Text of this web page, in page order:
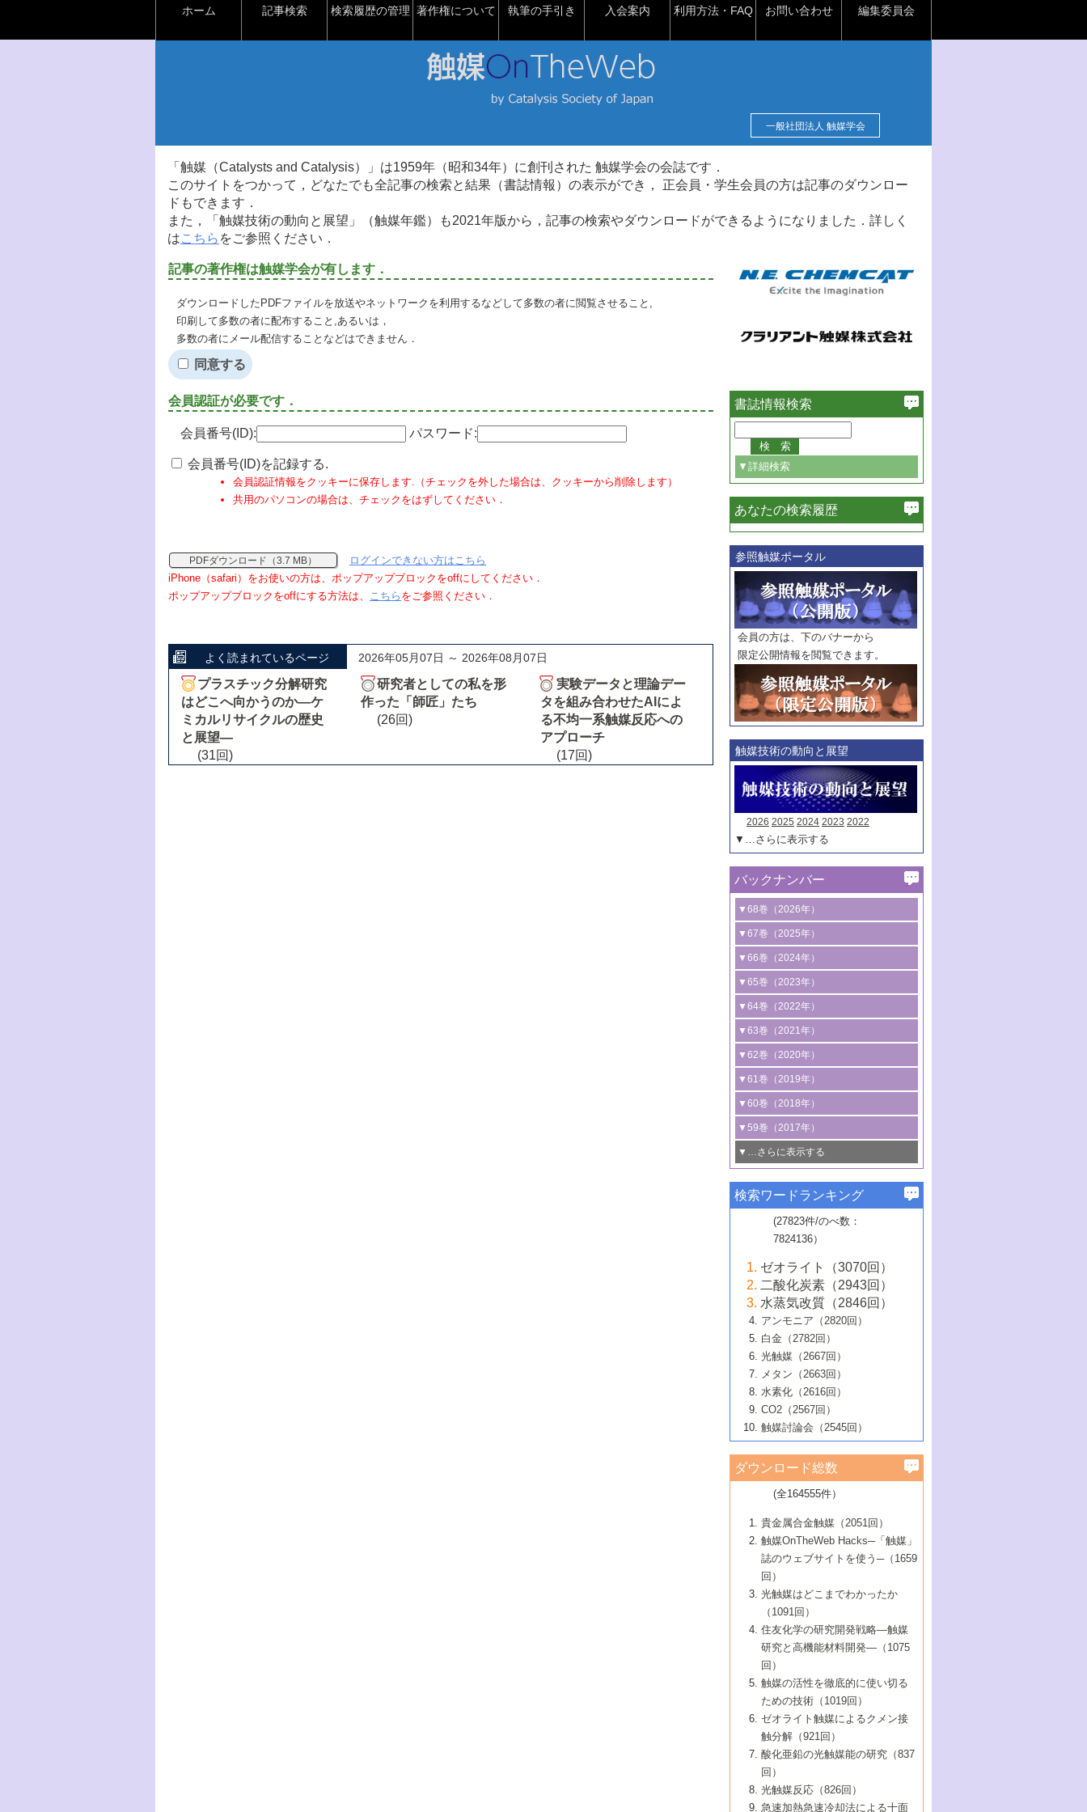
ホーム 記事検索 検索履歴の管理 著作権について 執筆の手引き 入会案内 利用方法・FAQ お問い合わせ 編集委員会
一般社団法人 触媒学会
「触媒（Catalysts and Catalysis）」は1959年（昭和34年）に創刊された 触媒学会の会誌です．
このサイトをつかって，どなたでも全記事の検索と結果（書誌情報）の表示ができ， 正会員・学生会員の方は記事のダウンロー
ドもできます．
また，「触媒技術の動向と展望」（触媒年鑑）も2021年版から，記事の検索やダウンロードができるようになりました．詳しく
はこちら をご参照ください．
記事の著作権は触媒学会が有します．
ダウンロードしたPDFファイルを放送やネットワークを利用するなどして多数の者に閲覧させること,
印刷して多数の者に配布すること,あるいは，
多数の者にメール配信することなどはできません．
同意する
会員認証が必要です．
会員番号(ID): パスワード:
会員番号(ID)を記録する.
会員認証情報をクッキーに保存します.（チェックを外した場合は、クッキーから削除します）
共用のパソコンの場合は、チェックをはずしてください．
PDFダウンロード（3.7 MB）
ログインできない方はこちら
iPhone（safari）をお使いの方は、ポップアップブロックをoffにしてください．
ポップアップブロックをoffにする方法は、 こちら をご参照ください．
よく読まれているページ 2026年05月07日 ～ 2026年08月07日
プラスチック分解研究
はどこへ向かうのか―ケ
ミカルリサイクルの歴史
と展望―
(31回)
研究者としての私を形
作った「師匠」たち
(26回)
実験データと理論デー
タを組み合わせたAIによ
る不均一系触媒反応への
アプローチ
(17回)
書誌情報検索
▼詳細検索
必ず含む
巻・号指定
巻
号
範囲指定
巻
号～
巻
号
触媒年鑑
年度
記事種別
マーク：
マークあり
あなたの検索履歴
参照触媒ポータル
会員の方は、下のバナーから
限定公開情報を閲覧できます。
触媒技術の動向と展望
2026 2025 2024 2023 2022
▼…さらに表示する
バックナンバー
▼68巻（2026年）
1号 過酸化水素合成に関する研究動向
2号 コンピューター技術により加速する
触媒開発
3号 有機分子変換やCO 資源化のための
光触媒に関する最近の研究
B号 第137回触媒討論会（2026年）
▼67巻（2025年）
1号 CO
水素化によるグリーン燃料/グリ
ーンケミカル製造
2号 水素製造のための水分解技術に関す
る最近の研究
3号 オレフィン系樹脂の精密合成に関す
る最新技術
4号 アルコール類の効率的変換を実現す
る非貴金属触媒の研究動向
5号 ゼオライトの合成と応用における研
究動向
6号 ヘテロ接合界面
B号 第135回触媒討論会（2025年）
▼66巻（2024年）
1号 低次元ナノ構造を有する触媒材料
2号 規制反応場を活用した固体触媒研究
の新展開
3号 未踏分子変換を目指した酸化触媒プ
ロセスの最前線
4号 シンクロトロン放射光および中性子
線を利用した触媒解析技術の最先端
5号 単原子触媒
6号 参照触媒委員会からのお知らせ
B号 第133回触媒討論会（2023年）
▼65巻（2023年）
1号 炭素が関わる触媒機能
2号 プラスチックケミカルリサイクルの
ための触媒技術
3号 非酸化物系金属化合物を基盤とした
触媒材料の開発
4号 格子酸素・格子酸素欠陥を利用した
触媒反応
5号 生体触媒によるエネルギー変換反応
6号 窒素とリンの循環のための触媒・機
能性材料
▼64巻（2022年）
1号 合成ガス製造とCOを用いるケミカル
ズ合成の最新動向
2号 化学品合成のための合金触媒開発
3号 CO の排出削減および有効活用のた
めの触媒技術
4号 若手による情報発信企画～とびたて
若き触媒の研究者たち～（1）
若き触媒の研究者たち～（2）
6号 石油のノーブル・ユースを志向した
触媒技術
大学：オンライン・対面開催）
▼63巻（2021年）
1号 金触媒の新展開
2号 ペロブスカイト
3号 特殊反応場を利用した触媒的分子変
換反応
4号 多孔質材料を用いた触媒の新展開
5号 情報学的手法を用いた触媒開発
6号 カーボンニュートラルに向けた電解
技術
B号 第127回触媒討論会（2021年・オン
ライン開催(Zoom)のみ）
▼62巻（2020年）
1号 触媒設計を拓く欠陥構造のキャラク
タリゼーション
2号 機能化学品製造に資するクリーンな
触媒的酸化反応
3号 水処理のための触媒化学
4号 光触媒を用いた水分解の最新の研究
動向
5号 次世代の触媒プロセスを支えるマイ
6号 メタン転換技術の最新動向
B号 第125回触媒討論会（2020年・工学
院大学）
▼61巻（2019年）
1号 物質移動制御に着目した触媒プロセ
ス開発
2号 CO2 フリー水素サプライチェーンに
関わる触媒開発動向
3号 精密高分子合成に関する最近の研究
動向
4号 バイオマス化成品製造のための触媒
5号 固体触媒による含窒素有機化合物変
換の最前線
6号 貴金属使用量低減に向けた自動車排
ガス浄化触媒の開発
B号 第123回触媒討論会（2019年・大阪
▼60巻（2018年）
1号 固体酸触媒の最新の研究動向
2号 二酸化炭素からの有用化学品合成
3号 ナノ粒子・クラスター触媒の最前線
4号 60周年記念企画
5号 進化するゼオライト合成技術
6号 非貴金属系触媒における電気化学的
B号 第121回触媒討論会（2018年・東京
大学）
▼59巻（2017年）
1号 いたるところに，触媒
最先端技術
3号 無機分離膜材料の開発と触媒反応プ
ロセスへの適用
5号 水素のふるまいを解き明かす最先端
研究
6号 低級アルカンの有効利用のための触
媒技術
B号 第119回触媒討論会（2017年・首都
大学東京）
▼…さらに表示する
1号 ユニークな構造の高分子を生み出す触
2号 リグニンからの化成品製造に向けた触
媒技術
3号 触媒研究の最先端～とびたて若き研究
者たち～（1）
4号 触媒研究の最先端～とびたて若き研究
者たち～（2）
5号 触媒研究の最先端～とびたて若き研究
者たち～（3）
6号 イオニクス材料と燃料電池・電解合成
の最新の研究動向
B号 第117回触媒討論会（2016年・大阪府
立大学）
▼57巻（2015年）
1号 水素キャリアにかかわる触媒技術の新
2号 石油精製用触媒の最近の進展
3号 固体酸化物形燃料電池（SOFC）におけ
るアノード触媒上での燃料直接改質技術
4号 コアシェル構造の制御による触媒機能
5号 工業触媒およびその周辺技術の最近の
進歩
6号 ナノシート
B号 第115回触媒討論会（2015年・成蹊大
▼56巻（2014年）
2号 光触媒反応機構に関する最新の研究動
向
開発動向
4号 人工光合成に向けた近年のアプローチ
5号 未利用熱エネルギーの有効活用に貢献
する触媒技術
6号 ポリオキソメタレート
B号 第113回触媒討論会（2014年・ロワジ
ールホテル豊橋）
1号 高耐久性燃料電池システム用触媒にお
ける新展開
2号 リビングラジカル重合の最近の動向
3号 天然ガスの化学工業的展開に関する触
媒技術
4号 貴金属触媒の精密構造制御とその活用
5号 バイオマス化成品製造のための固体触
6号 ナノ空間─吸着状態解析から新機能開拓
B号 第111回触媒討論会（2013年・関西大
▼54巻（2012年）
1号 規則性多孔体の利用技術における最近
の進歩
2号 第109回触媒討論会
3号 貴金属低減技術の最新動向
4号 貴金属代替技術の最新動向
5号 光触媒による物質変換反応の新展開
6号 グラフェン
7号 水素を利用する化成品合成の新潮流
▼53巻（2011年）
1号 金属学から見る合金触媒の新展開
2号 第107回触媒討論会
3号 触媒のその場観察法の進歩（１）
4号 触媒のその場観察法の進歩（２）
5号 不活性結合の触媒的活性化による有機
合成
6号 新しい固体酸触媒技術
7号 ゼオライト合成における最近の進歩
▼52巻（2010年）
1号 触媒の劣化対策と長寿命触媒開発
2号 第105回触媒討論会
3号 ナノ構造が拓く新機能
4号 活性サイトおよびその環境の精密な設
計による触媒の高機能化
5号 触媒を有効に使うための技術
7号 有機分子触媒による精密有機合成
8号 高機能化ポリオレフィンに向けた重合
触媒の最近の進展
1号 炭素材料－熱い注目を集める材料－
2号 第103回触媒討論会
3号 環境浄化用光触媒の現状と課題
4号 水素社会の実現に向けた水素製造・貯
蔵技術の進歩
5号 CO2が関わる触媒・材料
7号 持続可能社会実現のための触媒および
触媒関連技術
▼50巻（2008年）
1号 触媒化学と学会のこの10年，半世紀，
そして未来
2号 第101回触媒討論会
4号 錯体を利用したユニークな表面構造の
構築と機能
5号 若手会員による触媒研究の未来展望1：
企業編
6号 第102回触媒討論会
7号 触媒・化学反応における計算化学の進
8号 若手研究者による触媒研究の未来展望
2：大学・研究所編
▼49巻（2007年）
1号 含フッ素化合物の合成と触媒
2号 第99回触媒討論会
3号 実用的ファインケミカル合成プロセス
を実現する触媒
5号 こんな物質，あんな物質―新たな触媒
の可能性―
7号 『結晶の化学』を活かした触媒研究
8号 イオン液体の応用
▼48巻（2006年）
1号 固体酸触媒の最近の進歩
2号 第97回触媒討論会
3号 リビング重合触媒の最近の展開
5号 水素製造・貯蔵のための触媒技術の新
しい展開
6号 第98回触媒討論会
7号 基礎化学品製造の触媒技術
8号 多機能型リアクター
1号 最近の触媒担体とその効果
2号 第95回触媒討論会
4号 水分解用光触媒材料
5号 時間分解分光の進歩と応用
6号 第96回触媒討論会
8号 超臨界流体を用いた化学プロセスの新
▼46巻（2004年）
1号 部分酸化反応触媒の最前線
2号 第93回触媒討論会
3号 特殊エネルギー場の触媒反応
4号 生体内における金属の触媒作用
5号 ファインケミカルズの展開に寄与する
6号 第94回触媒討論会
7号 サブナノレベルでみた新しい表面現象
8号 オレフィン重合触媒の新たな展
▼45巻（2003年）
1号 なぜこの触媒が良いのか？
2号 第91回触媒討論会
3号 最近の自動車排ガス処理技術
4号 触媒研究の現状と将来─第90回触媒討論
5号 基礎化学品製造の触媒技術
6号 第92回触媒討論会
7号 基礎化学品製造の触媒技術
8号 資源の循環と触媒技術
▼44巻（2002年）
1号 高次制御された触媒の化学
2号 第89回触媒討論会
3号 触媒を利用した電気化学の新展開
4号 ナノ材料の調製と機能化
5号 こんな触媒が欲しい
6号 第90回触媒討論会
7号 触媒研究と学術雑誌/情報
8号 若い世代からみた触媒化学の現状と未
▼43巻（2001年）
1号 グリーンケミストリーと触媒
2号 第87回触媒討論会特集号
3号 生体触媒とバイオプロセス
4号 水素製造・利用の触媒化学
5号 触媒研究における新しい切り口：コン
ビナトリアルケミストリー
6号 第88回触媒討論会特集号
7号 企業における触媒研究のブレークスル
8号 この材料を触媒として使ってみません
▼42巻（2000年）
1号 触媒反応工学の明日を拓く
2号 第85回触媒討論会
3号 反応ダイナミクス
5号 触媒のおもしろさをどのように伝える
6号 第86回触媒討論会
7号 水素化精製触媒の新しい展開
8号 新しい反応性と機能性を目指した金属
クラスタ-化学
▼41巻（1999年）
1号 孔、穴、あな?-特異な空間とその利用-
2号 第83回触媒討論会
3号 均一系触媒反応最前線
4号 実用炭素材料の新展開
5号 研究の方法論を考える
7号 機能性金属材料と触媒
8号 触媒研究へのNMRの応用と展望
▼40巻（1998年）
進展と21世紀への提言/創立40周年記念・触
媒学会この10年の歩みとこれから/創立40周
2号 第81回触媒討論会
3号 計算機触媒化学へのさそい
4号 触媒劣化の制御と予測
5号 最新の実用プロセスと触媒
6号 第82回触媒討論会
1号 均一系と不均一系触媒反応-その特徴と
接点
2号 第79回触媒討論会
3号 最新NO除去触媒の実用化研究
4号 新しい反応場を目指した触媒調製
5号 反応・分離技術の新しい展開
6号 第80回触媒討論会
▼38巻（1996年）
1号 触媒の構造と触媒作用/C1化学を中心と
する21世紀への触媒
3号 オリンピックメダル:金・銀・銅はどん
な触媒作用を示すか
4号 触媒作用における機能の複合化
▼37巻（1995年）
1号 ファインケミカルズと固体触媒
2号 第75回触媒討論会
3号 希土類を利用した触媒
4号 触媒とリサイクル
5号 エネルギー変換触媒
▼36巻（1994年）
1号 電気化学と触媒
2号 第73回触媒討論会
3号 C4化学の展開
4号 《通常号》
▼35巻（1993年）
1号 工業触媒開発マニュアル―探索から工
業化まで
2号 第71回触媒討論会
▼34巻（1992年）
1号 インパクトを与えたこの研究
2号 第69回触媒討論会
▼33巻（1991年）
1号 触媒プロセス開発マニュアル―探索か
▼32巻（1990年）
検索ワードランキング
(27823件/のべ数：
7824136）
ゼオライト（3070回）
二酸化炭素（2943回）
水蒸気改質（2846回）
アンモニア（2820回）
白金（2782回）
光触媒（2667回）
メタン（2663回）
水素化（2616回）
CO2（2567回）
触媒討論会（2545回）
ダウンロード総数
(全164555件）
貴金属合金触媒（2051回）
触媒OnTheWeb Hacks─「触媒」
誌のウェブサイトを使う─（1659
回）
光触媒はどこまでわかったか
（1091回）
住友化学の研究開発戦略―触媒
研究と高機能材料開発―（1075
回）
触媒の活性を徹底的に使い切る
ための技術（1019回）
ゼオライト触媒によるクメン接
触分解（921回）
酸化亜鉛の光触媒能の研究（837
回）
光触媒反応（826回）
急速加熱急速冷却法による十面